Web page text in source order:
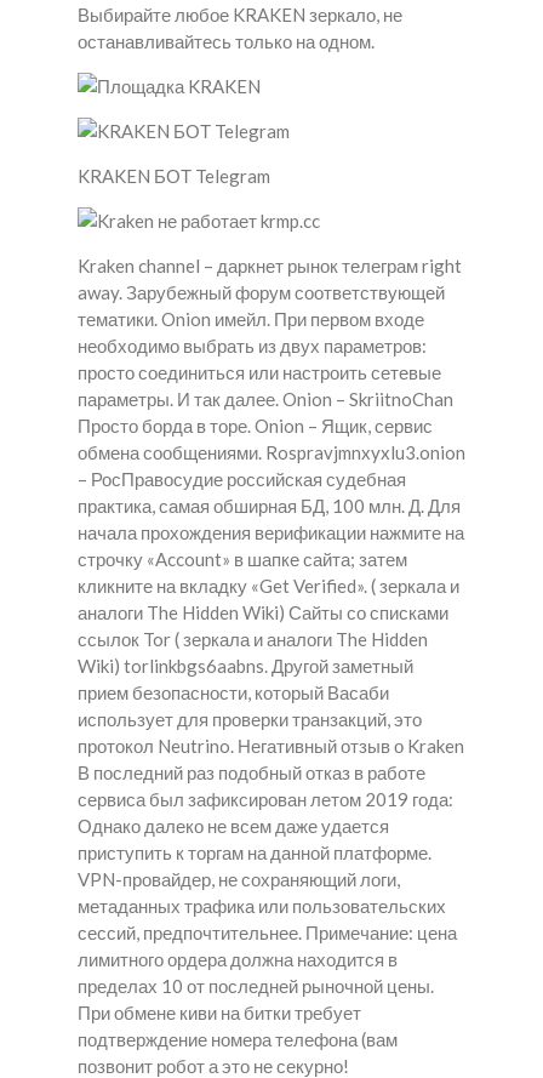
Выбирайте любое KRAKEN зеркало, не
останавливайтесь только на одном.
KRAKEN БОТ Telegram
Kraken channel – даркнет рынок телеграм right
away. Зарубежный форум соответствующей
тематики. Onion имейл. При первом входе
необходимо выбрать из двух параметров:
просто соединиться или настроить сетевые
параметры. И так далее. Onion – SkriitnoChan
Просто борда в торе. Onion – Ящик, сервис
обмена сообщениями. Rospravjmnxyxlu3.onion
– РосПравосудие российская судебная
практика, самая обширная БД, 100 млн. Д. Для
начала прохождения верификации нажмите на
строчку «Account» в шапке сайта; затем
кликните на вкладку «Get Verified». ( зеркала и
аналоги The Hidden Wiki) Сайты со списками
ссылок Tor ( зеркала и аналоги The Hidden
Wiki) torlinkbgs6aabns. Другой заметный
прием безопасности, который Васаби
использует для проверки транзакций, это
протокол Neutrino. Негативный отзыв о Kraken
В последний раз подобный отказ в работе
сервиса был зафиксирован летом 2019 года:
Однако далеко не всем даже удается
приступить к торгам на данной платформе.
VPN-провайдер, не сохраняющий логи,
метаданных трафика или пользовательских
сессий, предпочтительнее. Примечание: цена
лимитного ордера должна находится в
пределах 10 от последней рыночной цены.
При обмене киви на битки требует
подтверждение номера телефона (вам
позвонит робот а это не секурно!